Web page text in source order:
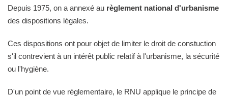
Depuis 1975, on a annexé au règlement national d'urbanisme
des dispositions légales.
Ces dispositions ont pour objet de limiter le droit de constuction
s'il contrevient à un intérêt public relatif à l'urbanisme, la sécurité
ou l'hygiène.
D'un point de vue règlementaire, le RNU applique le principe de